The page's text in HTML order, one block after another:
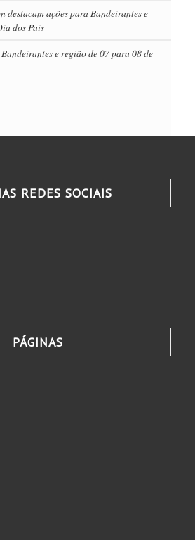
destacam ações para Bandeirantes e
dos Pais
e região de 07 para 08 de
REDES SOCIAIS
PÁGINAS